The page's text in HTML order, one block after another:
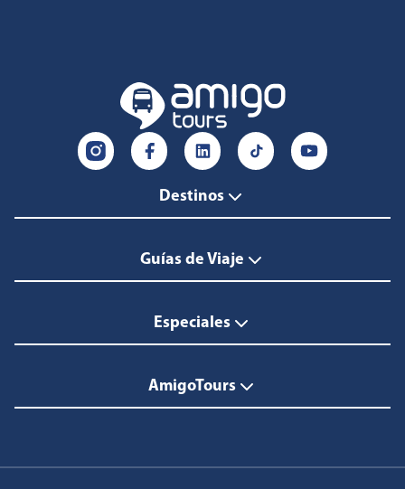
Destinos
Guías de Viaje
Especiales
AmigoTours